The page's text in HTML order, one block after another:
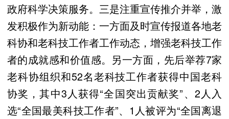
政府科学决策服务。三是注重宣传推介并举，激
发积极作为新动能：一方面及时宣传报道各地老
科协和老科技工作者工作动态，增强老科技工作
者的成就感和价值感。另一方面，先后举荐7家
老科协组织和52名老科技工作者获得中国老科
协奖，其中3人获得“全国突出贡献奖”、2人入
选“全国最美科技工作者”、1人被评为“全国离退